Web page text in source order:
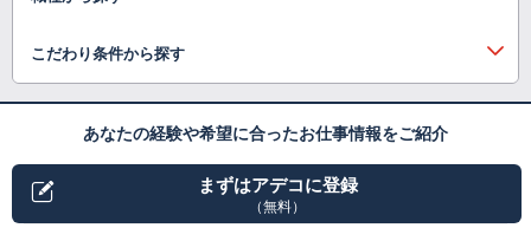
こだわり条件から探す
あなたの経験や希望に合ったお仕事情報をご紹介
まずはアデコに登録
（無料）